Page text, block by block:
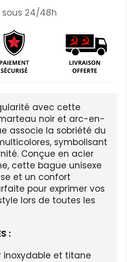
sous 24/48h
avec cette
noir et arc-en-
associe la sobriété du
symbolisant
Conçue en acier
cette bague unisexe
et un confort
pour exprimer vos
lors de toutes les
:
inoxydable et titane